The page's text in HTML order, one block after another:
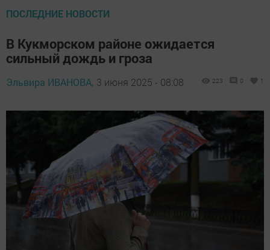
ПОСЛЕДНИЕ НОВОСТИ
В Кукморском районе ожидается
сильный дождь и гроза
Эльвира ИВАНОВА, 3 июня 2025 - 08:08 223 0 1